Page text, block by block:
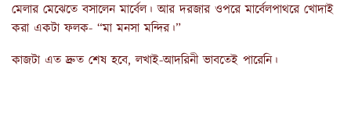
মেলার মেঝেতে বসালেন মার্বেল। আর দরজার ওপরে মার্বেলপাথরে খোদাই
করা একটা ফলক- “মা মনসা মন্দির।”
কাজটা এত দ্রুত শেষ হবে, লখাই-আদরিনী ভাবতেই পারেনি।